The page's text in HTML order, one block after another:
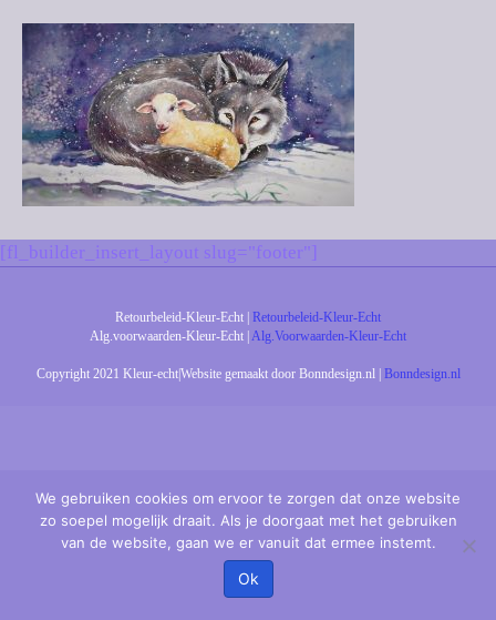
[fl_builder_insert_layout slug="footer"]
Retourbeleid-Kleur-Echt | Retourbeleid-Kleur-Echt
Alg.voorwaarden-Kleur-Echt | Alg.Voorwaarden-Kleur-Echt
Copyright 2021 Kleur-echt|Website gemaakt door Bonndesign.nl | Bonndesign.nl
We gebruiken cookies om ervoor te zorgen dat onze website
zo soepel mogelijk draait. Als je doorgaat met het gebruiken
van de website, gaan we er vanuit dat ermee instemt.
Ok